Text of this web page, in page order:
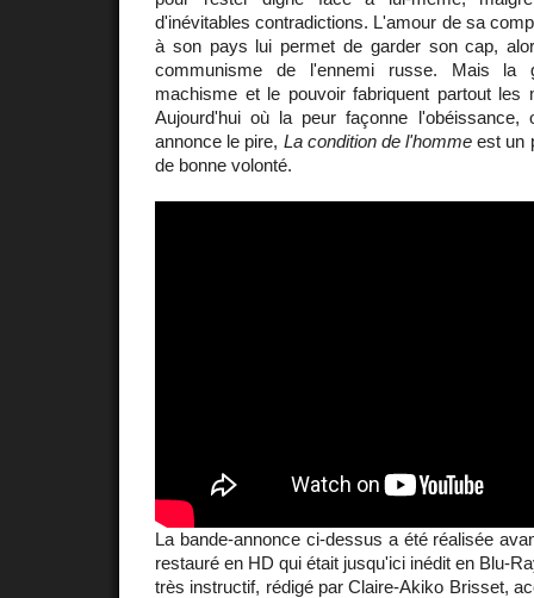
d'inévitables contradictions. L'amour de sa
à son pays lui permet de garder son cap,
communisme de l'ennemi russe. Mais la
machisme et le pouvoir fabriquent partout les
Aujourd'hui où la peur façonne l'obéissance,
annonce le pire, La condition de l'homme est un
de bonne volonté.
La bande-annonce ci-dessus a été réalisée
restauré en HD qui était jusqu'ici inédit en Blu-
très instructif, rédigé par Claire-Akiko Brisset,